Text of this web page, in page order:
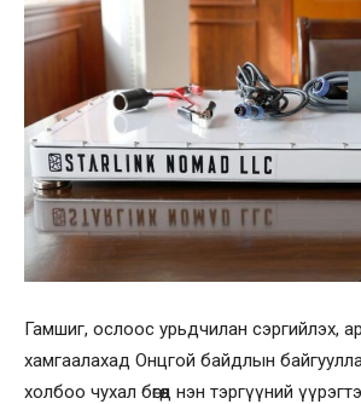
Гамшиг, ослоос урьдчилан сэргийлэх,
хамгаалахад Онцгой байдлын
холбоо чухал бөгөөд нэн тэргүүний